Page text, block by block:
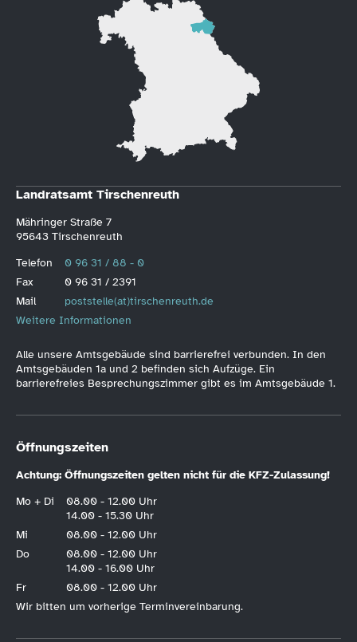
Landratsamt Tirschenreuth
Mähringer Straße 7
95643 Tirschenreuth
Telefon
0 96 31 / 88 - 0
Fax
0 96 31 / 2391
Mail
poststelle(at)tirschenreuth.de
Weitere Informationen
Alle unsere Amtsgebäude sind barrierefrei verbunden. In den
Amtsgebäuden 1a und 2 befinden sich Aufzüge. Ein
barrierefreies Besprechungszimmer gibt es im Amtsgebäude 1.
Öffnungszeiten
Achtung: Öffnungszeiten gelten nicht für die KFZ-Zulassung!
Mo + Di
08.00 - 12.00 Uhr
14.00 - 15.30 Uhr
Mi
08.00 - 12.00 Uhr
Do
08.00 - 12.00 Uhr
14.00 - 16.00 Uhr
Fr
08.00 - 12.00 Uhr
Wir bitten um vorherige Terminvereinbarung.